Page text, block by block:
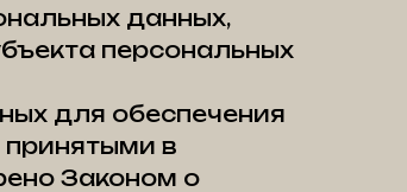
данных,
персональных
для обеспечения
принятыми в
Законом о